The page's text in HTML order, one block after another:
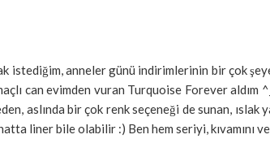
istediğim, anneler günü indirimlerinin bir çok
can evimden vuran Turquoise Forever
aslında bir çok renk seçeneği de sunan,
liner bile olabilir :) Ben hem seriyi, kıvamını ve